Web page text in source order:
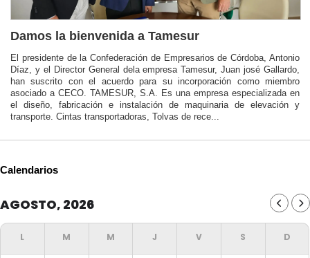
Damos la bienvenida a Tamesur
El presidente de la Confederación de Empresarios de Córdoba, Antonio
Díaz, y el Director General dela empresa Tamesur, Juan josé Gallardo,
han suscrito con el acuerdo para su incorporación como miembro
asociado a CECO. TAMESUR, S.A. Es una empresa especializada en
el diseño, fabricación e instalación de maquinaria de elevación y
transporte. Cintas transportadoras, Tolvas de rece...
Calendarios
AGOSTO, 2026